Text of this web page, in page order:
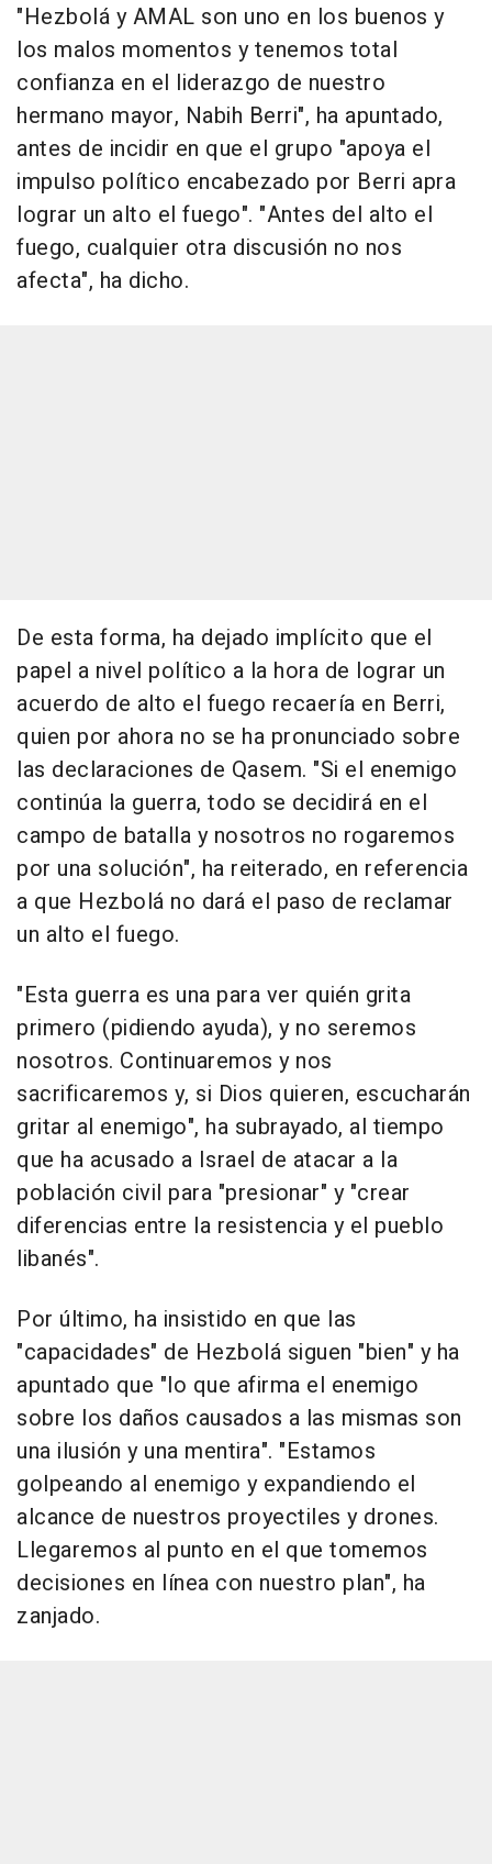
"Hezbolá y AMAL son uno en los buenos y
los malos momentos y tenemos total
confianza en el liderazgo de nuestro
hermano mayor, Nabih Berri", ha apuntado,
antes de incidir en que el grupo "apoya el
impulso político encabezado por Berri apra
lograr un alto el fuego". "Antes del alto el
fuego, cualquier otra discusión no nos
afecta", ha dicho.
De esta forma, ha dejado implícito que el
papel a nivel político a la hora de lograr un
acuerdo de alto el fuego recaería en Berri,
quien por ahora no se ha pronunciado sobre
las declaraciones de Qasem. "Si el enemigo
continúa la guerra, todo se decidirá en el
campo de batalla y nosotros no rogaremos
por una solución", ha reiterado, en referencia
a que Hezbolá no dará el paso de reclamar
un alto el fuego.
"Esta guerra es una para ver quién grita
primero (pidiendo ayuda), y no seremos
nosotros. Continuaremos y nos
sacrificaremos y, si Dios quieren, escucharán
gritar al enemigo", ha subrayado, al tiempo
que ha acusado a Israel de atacar a la
población civil para "presionar" y "crear
diferencias entre la resistencia y el pueblo
libanés".
Por último, ha insistido en que las
"capacidades" de Hezbolá siguen "bien" y ha
apuntado que "lo que afirma el enemigo
sobre los daños causados a las mismas son
una ilusión y una mentira". "Estamos
golpeando al enemigo y expandiendo el
alcance de nuestros proyectiles y drones.
Llegaremos al punto en el que tomemos
decisiones en línea con nuestro plan", ha
zanjado.